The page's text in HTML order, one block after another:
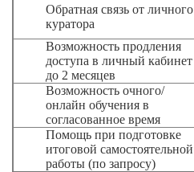
Обратная связь от личного
куратора
Возможность продления
доступа в личный кабинет
до 2 месяцев
Возможность очного/
онлайн обучения в
согласованное время
Помощь при подготовке
итоговой самостоятельной
работы (по запросу)